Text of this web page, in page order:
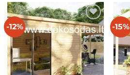
-12% Mėgstamiausias -15%